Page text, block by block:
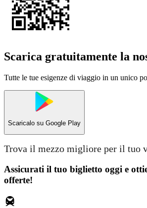
Scarica gratuitamente la
Tutte le tue esigenze di viaggio in un unico
Scaricalo su Google Play
Trova il mezzo migliore per il tuo
Assicurati il ​​tuo biglietto oggi e
offerte!